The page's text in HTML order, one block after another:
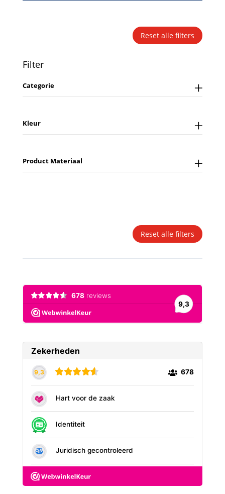
Reset alle filters
Filter
Categorie
Kleur
Product Materiaal
Reset alle filters